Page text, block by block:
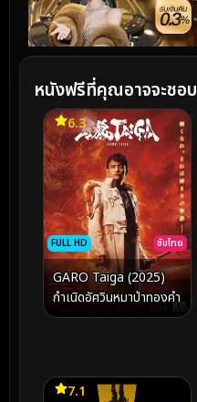
หนังฟรีที่คุณอาจจะชอบ
FULL HD ซับไทย
6.3
GARO Taiga (2025)
กำเนิดอัศวินหมาป่าทองคำ
7.1